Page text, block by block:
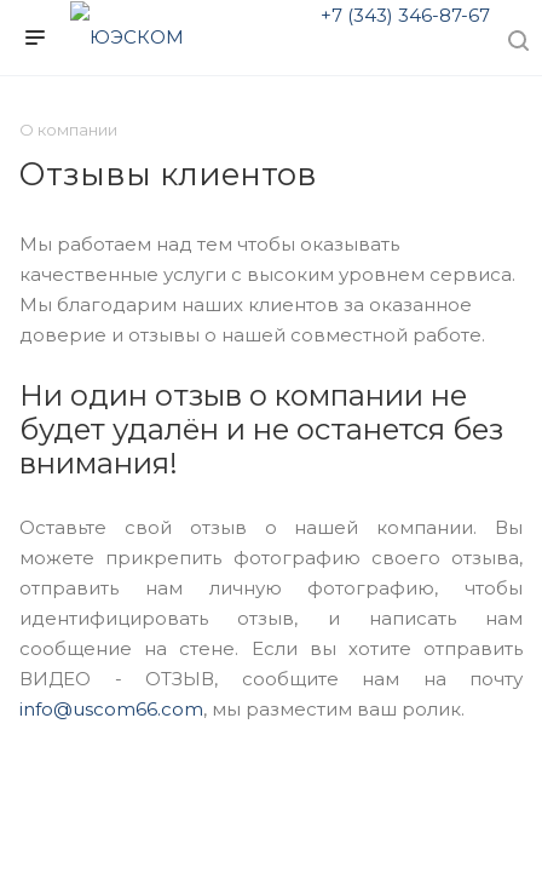
+7 (343) 346-87-67
О компании
Отзывы клиентов
Мы работаем над тем чтобы оказывать
качественные услуги с высоким уровнем сервиса.
Мы благодарим наших клиентов за оказанное
доверие и отзывы о нашей совместной работе.
Ни один отзыв о компании не
будет удалён и не останется без
внимания!
Оставьте свой отзыв о нашей компании. Вы
можете прикрепить фотографию своего отзыва,
отправить нам личную фотографию, чтобы
идентифицировать отзыв, и написать нам
сообщение на стене. Если вы хотите отправить
ВИДЕО - ОТЗЫВ, сообщите нам на почту
info@uscom66.com, мы разместим ваш ролик.